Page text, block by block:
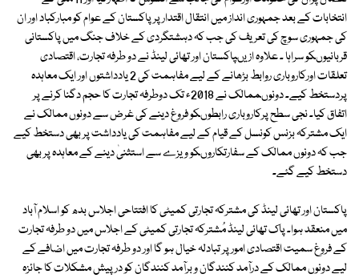
انتخابات کے بعد جمہوری انداز میں انتقال اقتدار پر پاکستان کے عوام کو مبارکباد اور ان
کی جمہوری سوچ کی تعریف کی جب کہ دہشتگردی کے خلاف جنگ میں پاکستانی
قربانیوںکو سراہا ۔ علاوہ ازیںپاکستان اور تھائی لینڈ نے دو طرفہ تجارت، اقتصادی
تعلقات اورکاروباری روابط بڑھانے کے لیے مفاہمت کی 2 یادداشتوں اور ایک معاہدہ
پردستخط کیے۔ دونوںممالک نے 2018ء تک دوطرفہ تجارت کا حجم دگنا کرنے پر
اتفاق کیا۔ نجی سطح پرکاروباری رابطوںکو فروغ دینے کی غرض سے دونوں ممالک نے
ایک مشترکہ بزنس کونسل کے قیام کے لیے مفاہمت کی یادداشت پر بھی دستخط کیے
جب کہ دونوں ممالک کے سفارتکاروںکو ویزے سے استثنیٰ دینے کے معاہدہ پر بھی
دستخط کیے گئے۔
پاکستان اور تھائی لینڈ کی مشترکہ تجارتی کمیٹی کا افتتاحی اجلاس بدھ کو اسلام آباد
میں منعقد ہوا۔ پاک تھائی لینڈ مُشترکہ تجارتی کمیٹی کے اجلاس میں دو طرفہ تجارت
کے فروغ سمیت اقتصادی امور پر تبادلہ خیال ہو گا اور دو طرفہ تجارت میں اضافے کے
لیے دونوں ممالک کے درآمد کنندگان و برآمد کنندگان کو درپیش مشکلات کا جائزہ